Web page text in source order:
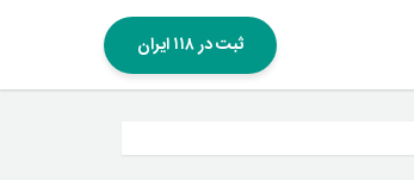
ثبت در ۱۱۸ ایران